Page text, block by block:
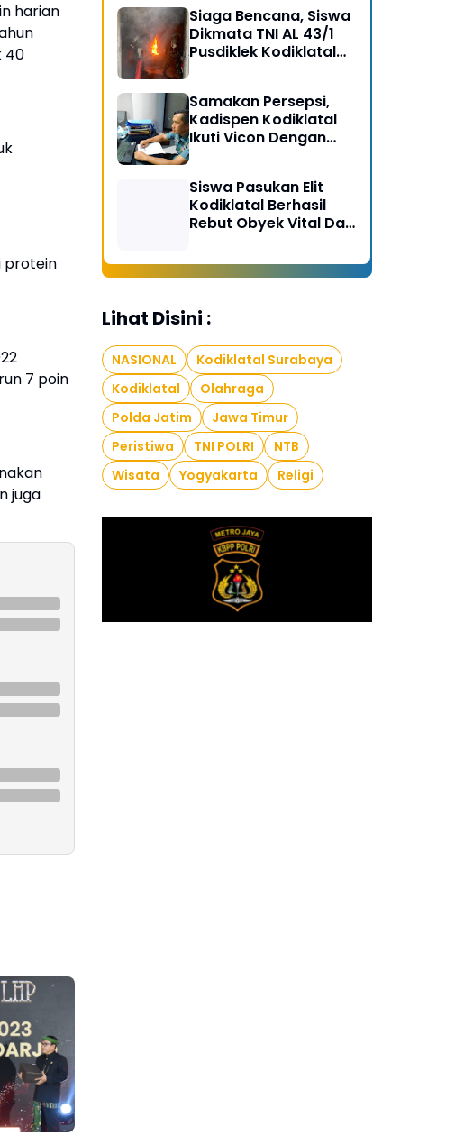
harian
40
protein
7 poin
juga
Siaga Bencana, Siswa
Dikmata TNI AL 43/1
Pusdiklek Kodiklatal
Kobocoran
Samakan Persepsi,
Kadispen Kodiklatal
Ikuti Vicon Dengan
Siswa Pasukan Elit
Kodiklatal Berhasil
Rebut Obyek Vital Dari
Lihat Disini :
NASIONAL
Kodiklatal Surabaya
Kodiklatal
Olahraga
Polda Jatim
Jawa Timur
Peristiwa
TNI POLRI
NTB
Wisata
Yogyakarta Religi